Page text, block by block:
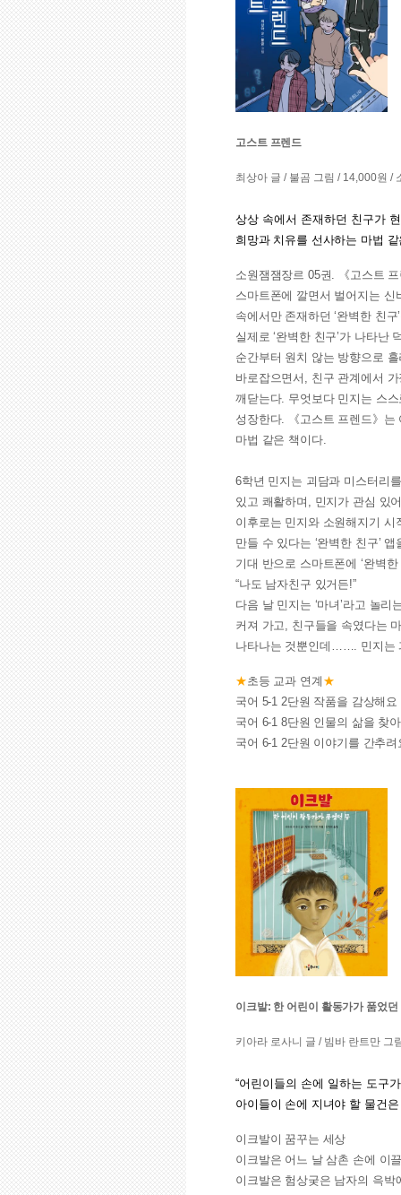
고스트 프렌드
최상아 글 / 불곰 그림 / 14,000원 /
상상 속에서 존재하던 친구가
희망과 치유를 선사하는 마법
소원잼잼장르 05권. 《고스트
스마트폰에 깔면서 벌어지는
속에서만 존재하던 ‘완벽한 친
실제로 ‘완벽한 친구’가 나타난
순간부터 원치 않는 방향으로
바로잡으면서, 친구 관계에서
깨닫는다. 무엇보다 민지는 스
성장한다. 《고스트 프렌드》
마법 같은 책이다.
6학년 민지는 괴담과 미스터리
있고 쾌활하며, 민지가 관심 있
이후로는 민지와 소원해지기
만들 수 있다는 ‘완벽한 친구’
기대 반으로 스마트폰에 ‘완벽
“나도 남자친구 있거든!”
다음 날 민지는 ‘마녀’라고 놀
커져 가고, 친구들을 속였다는
나타나는 것뿐인데……. 민지는
★초등 교과 연계 ★
국어 5-1 2단원 작품을 감상해요
국어 6-1 8단원 인물의 삶을 찾
국어 6-1 2단원 이야기를 간추려
이크발: 한 어린이 활동가가 품었던
키아라 로사니 글 / 빔바 란트만 그
“어린이들의 손에 일하는 도구
아이들이 손에 지녀야 할 물건
이크발이 꿈꾸는 세상
이크발은 어느 날 삼촌 손에 이
이크발은 험상궂은 남자의 윽